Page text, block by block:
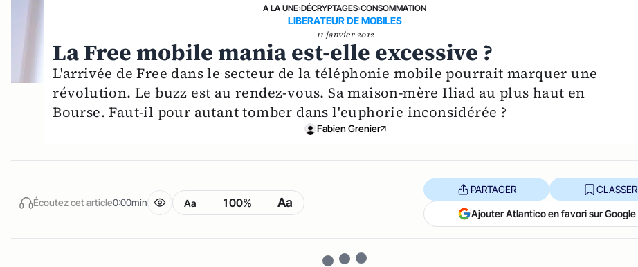
A LA UNE›DÉCRYPTAGES›CONSOMMATION
LIBERATEUR DE MOBILES
11 janvier 2012
La Free mobile mania est-elle excessive ?
L'arrivée de Free dans le secteur de la téléphonie mobile pourrait marquer une
révolution. Le buzz est au rendez-vous. Sa maison-mère Iliad au plus haut en
Bourse. Faut-il pour autant tomber dans l'euphorie inconsidérée ?
Fabien Grenier
Écoutez cet article0:00min Aa 100% Aa
PARTAGER CLASSER
Ajouter Atlantico en favori sur Google